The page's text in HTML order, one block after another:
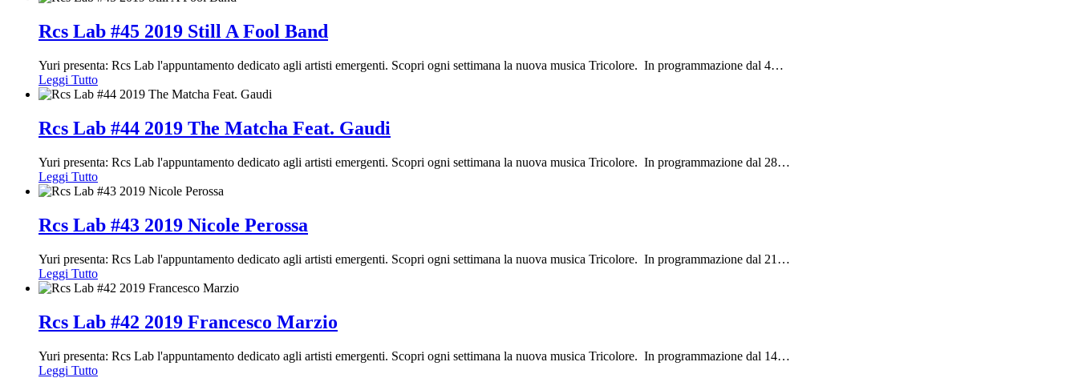
Rcs Lab #45 2019 Still A Fool Band
Yuri presenta: Rcs Lab l'appuntamento dedicato agli artisti emergenti. Scopri ogni settimana la nuova musica Tricolore. In programmazione dal 4…
Leggi Tutto
Rcs Lab #44 2019 The Matcha Feat. Gaudi
Yuri presenta: Rcs Lab l'appuntamento dedicato agli artisti emergenti. Scopri ogni settimana la nuova musica Tricolore. In programmazione dal 28…
Leggi Tutto
Rcs Lab #43 2019 Nicole Perossa
Yuri presenta: Rcs Lab l'appuntamento dedicato agli artisti emergenti. Scopri ogni settimana la nuova musica Tricolore. In programmazione dal 21 …
Leggi Tutto
Rcs Lab #42 2019 Francesco Marzio
Yuri presenta: Rcs Lab l'appuntamento dedicato agli artisti emergenti. Scopri ogni settimana la nuova musica Tricolore. In programmazione dal 14…
Leggi Tutto